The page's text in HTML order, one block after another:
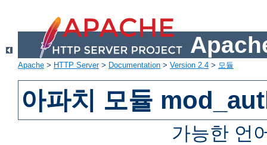
Apache > HTTP Server> Documentation > Version 2.4 > 모듈
아파치 모듈
가능한 언